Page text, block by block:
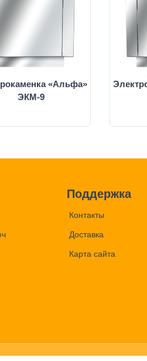
«Альфа»
ЭКМ-9
Поддержка
Контакты
Доставка
Карта сайта